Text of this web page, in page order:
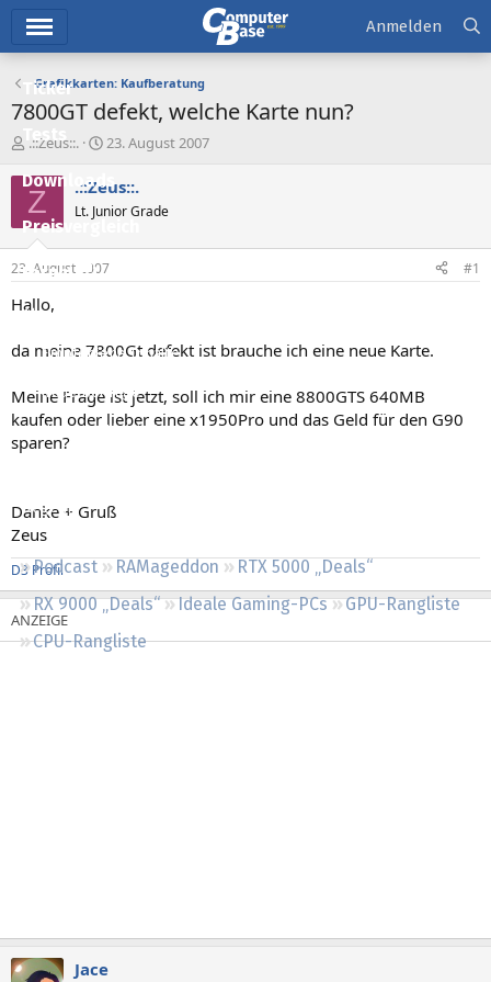
Ticker
Tests
Downloads
Preisvergleich
Forum
Aktuelles
Empfohlene Inhalte
Neue Beiträge
Neueste Aktivitäten
Regeln
Podcast RAMageddon
RTX 5000 „Deals“
RX 9000 „Deals“
Ideale Gaming-PCs
GPU-Rangliste
CPU-Rangliste
Anmelden
Grafikkarten: Kaufberatung
7800GT defekt, welche Karte nun?
E
s
t
e
e
r
.::Zeus::.
E
s
e
l
t
23. August 2007
Z .::Zeus::.
Lt. Junior Grade
23. August 2007 #1
Hallo,
da meine 7800Gt defekt ist brauche ich eine neue Karte.
Meine Frage ist jetzt, soll ich mir eine 8800GTS 640MB
kaufen oder lieber eine x1950Pro und das Geld für den G90
sparen?
Danke + Gruß
Zeus
D3 Profil
Jace